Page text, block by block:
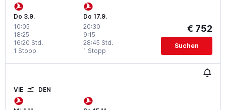
Do 3.9.
10:05 -
18:25
1 Stopp
16:20 Std.
Do 17.9.
20:30 -
9:15
1 Stopp
28:45 Std.
€ 752
Suchen
VIE DEN